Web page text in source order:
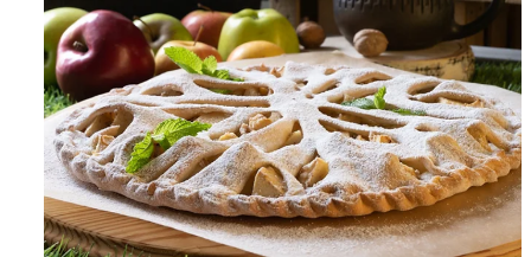
Add to Cart